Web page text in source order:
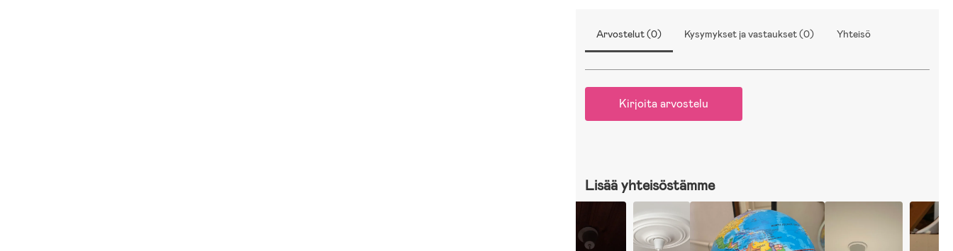
Arvostelut (0) Kysymykset ja vastaukset (0) Yhteisö
Kirjoita arvostelu
Lisää yhteisöstämme